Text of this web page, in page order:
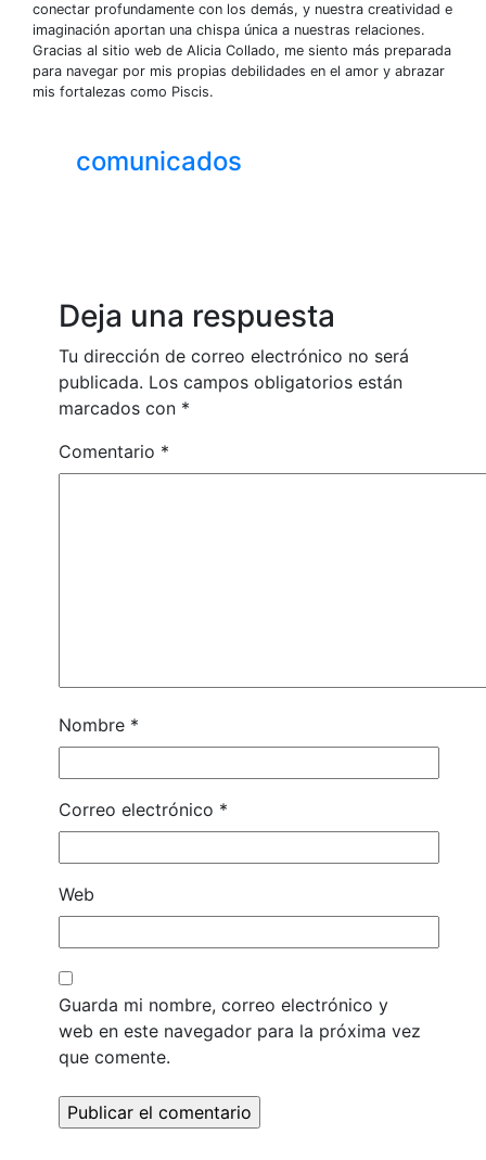
conectar profundamente con los demás, y nuestra creatividad e
imaginación aportan una chispa única a nuestras relaciones.
Gracias al sitio web de Alicia Collado, me siento más preparada
para navegar por mis propias debilidades en el amor y abrazar
mis fortalezas como Piscis.
comunicados
Deja una respuesta
Tu dirección de correo electrónico no será
publicada. Los campos obligatorios están
marcados con *
Comentario *
Nombre *
Correo electrónico *
Web
Guarda mi nombre, correo electrónico y
web en este navegador para la próxima vez
que comente.